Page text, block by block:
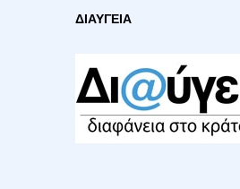
ΔΙΑΥΓΕΙΑ